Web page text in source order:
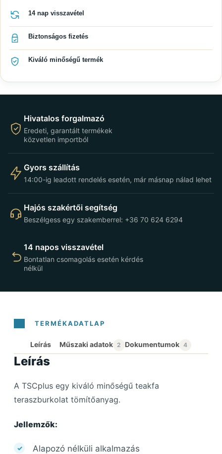
14 nap visszavétel
Biztonságos fizetés
Kiváló minőségű termék
Hivatalos forgalmazó
Eredeti, garantált termékek
közvetlen importból
Gyors szállítás
14:00-ig leadott rendelés esetén, már másnap nálad lehet
Hajós szakértői segítség
Beszélgess egy szakemberrel: +36 70 624 6294
14 napos visszavétel
Bontatlan csomagolás esetén kérdés
nélkül
Leírás
Leírás
A TSCplus egy kiváló minőségű teakfa
teraszburkolat tömítőanyag.
Jellemzők:
Alapozó nélküli alkalmazás